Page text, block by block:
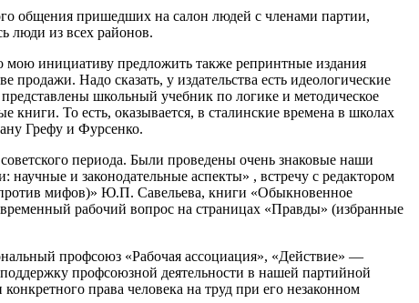
общения пришедших на салон людей с членами партии,
люди из всех районов.
мою инициативу предложить также репринтные издания
Надо сказать, у издательства есть идеологические
школьный учебник по логике и методическое
То есть, оказывается, в сталинские времена в школах
Грефу и Фурсенко.
периода. Были проведены очень знаковые наши
и законодательные аспекты» , встречу с редактором
мифов)» Ю.П. Савельева, книги «Обыкновенное
рабочий вопрос на страницах «Правды» (избранные
профсоюз «Рабочая ассоциация», «Действие» —
профсоюзной деятельности в нашей партийной
права человека на труд при его незаконном